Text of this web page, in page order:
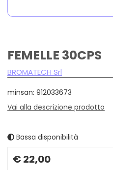
FEMELLE 30CPS
BROMATECH Srl
minsan: 912033673
Vai alla descrizione prodotto
Bassa disponibilità
Prezzo
€ 22,00